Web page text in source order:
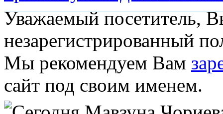
Уважаемый посетитель,
незарегистрированный
Мы рекомендуем Вам
сайт под своим именем.